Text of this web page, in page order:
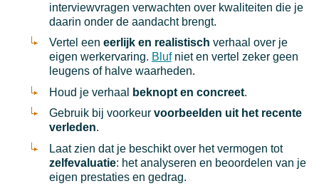
interviewvragen verwachten over kwaliteiten die je
daarin onder de aandacht brengt.
Vertel een eerlijk en realistisch verhaal over je
eigen werkervaring. Blufniet en vertel zeker geen
leugens of halve waarheden.
Houd je verhaal
beknopt en concreet.
Gebruik bij voorkeur voorbeelden uit het recente
verleden.
Laat zien dat je beschikt over het vermogen tot
zelfevaluatie: het analyseren en beoordelen van je
eigen prestaties en gedrag.